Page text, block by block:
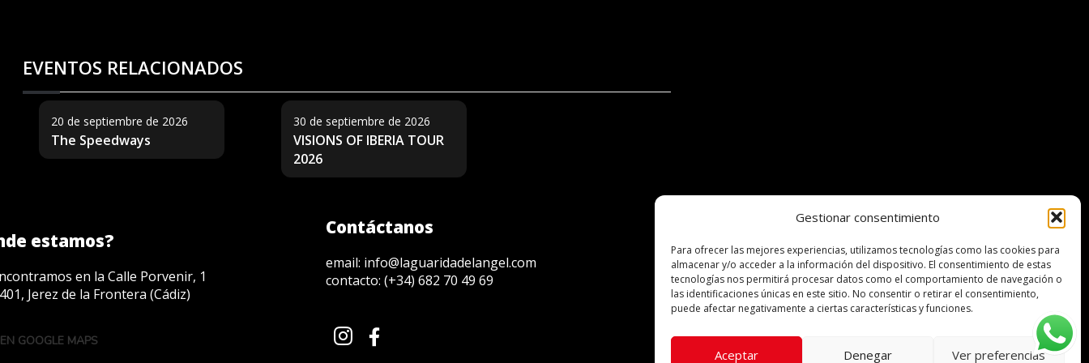
Gestionar consentimiento
Para ofrecer las mejores experiencias, utilizamos tecnologías como las cookies para
almacenar y/o acceder a la información del dispositivo. El consentimiento de estas
tecnologías nos permitirá procesar datos como el comportamiento de navegación o
las identificaciones únicas en este sitio. No consentir o retirar el consentimiento,
puede afectar negativamente a ciertas características y funciones.
Aceptar Denegar Ver preferencias
EVENTOS RELACIONADOS
20 de septiembre de 2026
The Speedways
30 de septiembre de 2026
VISIONS OF IBERIA TOUR
2026
estamos?
en la Calle Porvenir, 1
Jerez de la Frontera (Cádiz)
GOOGLE MAPS
Contáctanos
email: info@laguaridadelangel.com
contacto: (+34) 682 70 49 69
Patrocinadores